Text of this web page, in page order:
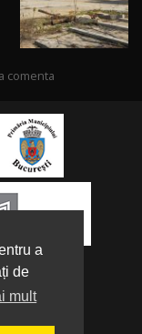
a
de
mult
comenta